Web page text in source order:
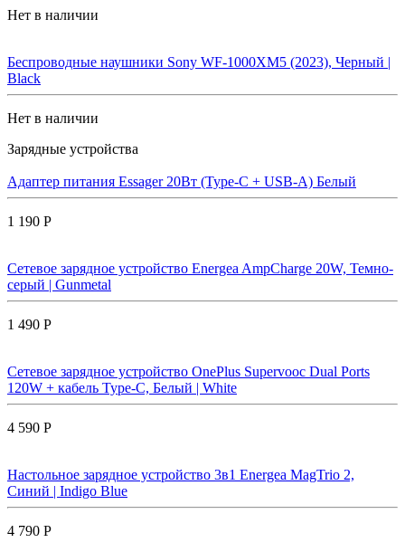
Нет в наличии
Беспроводные наушники Sony WF-1000XM5 (2023), Черный |
Black
Нет в наличии
Зарядные устройства
Адаптер питания Essager 20Вт (Type-C + USB-A) Белый
1 190 Р
Сетевое зарядное устройство Energea AmpCharge 20W, Темно-
серый | Gunmetal
1 490 Р
Сетевое зарядное устройство OnePlus Supervooc Dual Ports
120W + кабель Type-C, Белый | White
4 590 Р
Настольное зарядное устройство 3в1 Energea MagTrio 2,
Синий | Indigo Blue
4 790 Р